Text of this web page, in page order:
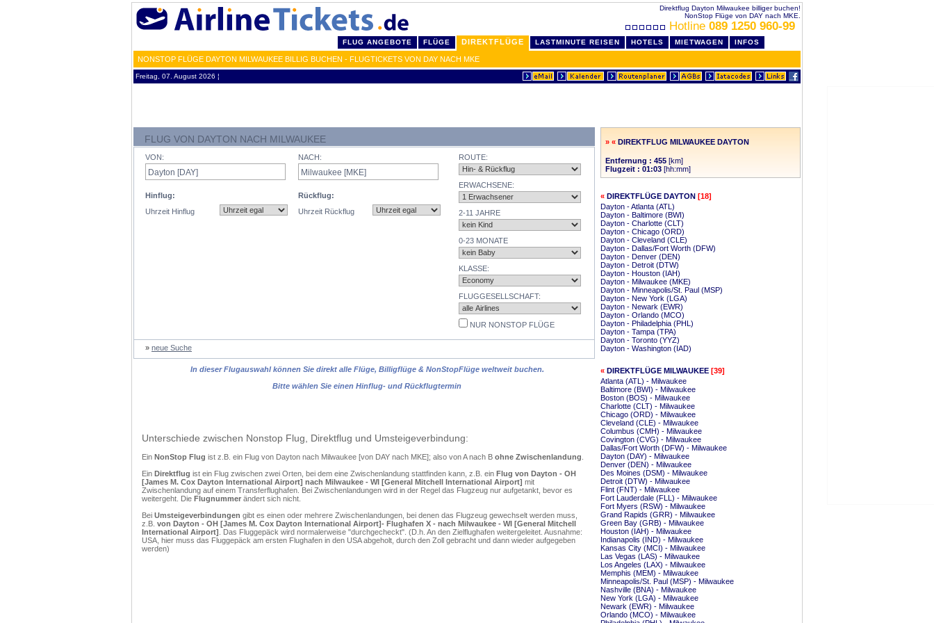
Direktflug Dayton Milwaukee billiger buchen!
NonStop Flüge von DAY nach MKE.
Hotline 089 1250 960-99
FLUG ANGEBOTE FLÜGE DIREKTFLÜGE LASTMINUTE REISEN HOTELS MIETWAGEN INFOS
NONSTOP FLÜGE DAYTON MILWAUKEE BILLIG BUCHEN - FLUGTICKETS VON DAY NACH MKE
Freitag, 07. August 2026 ¦
FLUG VON DAYTON NACH MILWAUKEE
VON:
Hinflug:
Uhrzeit Hinflug
NACH:
Rückflug:
Uhrzeit Rückflug
ROUTE:
ERWACHSENE:
2-11 JAHRE
0-23 MONATE
KLASSE:
FLUGGESELLSCHAFT:
NUR NONSTOP FLÜGE
» neue Suche
In dieser Flugauswahl können Sie direkt alle Flüge, Billigflüge & NonStopFlüge weltweit buchen.
Bitte wählen Sie einen Hinflug- und Rückflugtermin
Unterschiede zwischen Nonstop Flug, Direktflug und Umsteigeverbindung:
Ein NonStop Flug ist z.B. ein Flug von Dayton nach Milwaukee [von DAY nach MKE]; also von A nach B ohne Zwischenlandung
Ein Direktflug ist ein Flug zwischen zwei Orten, bei dem eine Zwischenlandung stattfinden kann, z.B. ein Flug von Dayton - OH
[James M. Cox Dayton International Airport] nach Milwaukee - WI [General Mitchell International Airport] mit
Zwischenlandung auf einem Transferflughafen. Bei Zwischenlandungen wird in der Regel das Flugzeug nur aufgetankt, bevor es
weitergeht. Die Flugnummer ändert sich nicht.
Bei Umsteigeverbindungen gibt es einen oder mehrere Zwischenlandungen, bei denen das Flugzeug gewechselt werden muss,
z.B. von Dayton - OH [James M. Cox Dayton International Airport]- Flughafen X - nach Milwaukee - WI [General Mitchell
International Airport] . Das Fluggepäck wird normalerweise "durchgecheckt". (D.h. An den Zielflughafen weitergeleitet. Ausnahme:
USA, hier muss das Fluggepäck am ersten Flughafen in den USA abgeholt, durch den Zoll gebracht und dann wieder aufgegeben
werden)
» « DIREKTFLUG MILWAUKEE DAYTON
Entfernung : 455 [km]
Flugzeit : 01:03 [hh:mm]
« DIREKTFLÜGE DAYTON [18]
Dayton - Atlanta (ATL)
Dayton - Baltimore (BWI)
Dayton - Charlotte (CLT)
Dayton - Chicago (ORD)
Dayton - Cleveland (CLE)
Dayton - Dallas/Fort Worth (DFW)
Dayton - Denver (DEN)
Dayton - Detroit (DTW)
Dayton - Houston (IAH)
Dayton - Milwaukee (MKE)
Dayton - Minneapolis/St. Paul (MSP)
Dayton - New York (LGA)
Dayton - Newark (EWR)
Dayton - Orlando (MCO)
Dayton - Philadelphia (PHL)
Dayton - Tampa (TPA)
Dayton - Toronto (YYZ)
Dayton - Washington (IAD)
« DIREKTFLÜGE MILWAUKEE [39]
Atlanta (ATL) - Milwaukee
Baltimore (BWI) - Milwaukee
Boston (BOS) - Milwaukee
Charlotte (CLT) - Milwaukee
Chicago (ORD) - Milwaukee
Cleveland (CLE) - Milwaukee
Columbus (CMH) - Milwaukee
Covington (CVG) - Milwaukee
Dallas/Fort Worth (DFW) - Milwaukee
Dayton (DAY) - Milwaukee
Denver (DEN) - Milwaukee
Des Moines (DSM) - Milwaukee
Detroit (DTW) - Milwaukee
Flint (FNT) - Milwaukee
Fort Lauderdale (FLL) - Milwaukee
Fort Myers (RSW) - Milwaukee
Grand Rapids (GRR) - Milwaukee
Green Bay (GRB) - Milwaukee
Houston (IAH) - Milwaukee
Indianapolis (IND) - Milwaukee
Kansas City (MCI) - Milwaukee
Las Vegas (LAS) - Milwaukee
Los Angeles (LAX) - Milwaukee
Memphis (MEM) - Milwaukee
Minneapolis/St. Paul (MSP) - Milwaukee
Nashville (BNA) - Milwaukee
New York (LGA) - Milwaukee
Newark (EWR) - Milwaukee
Orlando (MCO) - Milwaukee